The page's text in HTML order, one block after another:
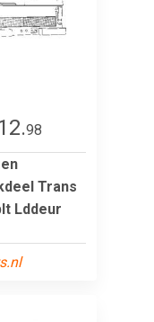
98
Trans
Lddeur